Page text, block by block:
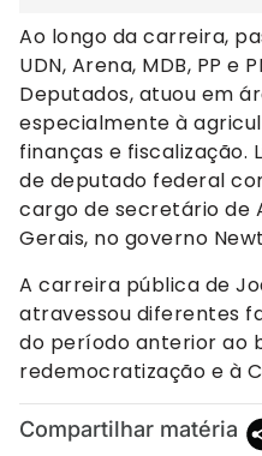
Ao longo da carreira,
UDN, Arena, MDB, PP e
Deputados, atuou em
especialmente à
finanças e fiscalização.
de deputado federal
cargo de secretário de
Gerais, no governo
A carreira pública de
atravessou diferentes
do período anterior ao
redemocratização e à
Compartilhar matéria